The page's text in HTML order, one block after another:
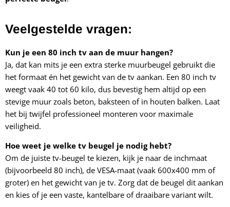
Veelgestelde vragen:
Kun je een 80 inch tv aan de muur hangen?
Ja, dat kan mits je een extra sterke muurbeugel gebruikt die
het formaat én het gewicht van de tv aankan. Een 80 inch tv
weegt vaak 40 tot 60 kilo, dus bevestig hem altijd op een
stevige muur zoals beton, baksteen of in houten balken. Laat
het bij twijfel professioneel monteren voor maximale
veiligheid.
Hoe weet je welke tv beugel je nodig hebt?
Om de juiste tv-beugel te kiezen, kijk je naar de inchmaat
(bijvoorbeeld 80 inch), de VESA-maat (vaak 600x400 mm of
groter) en het gewicht van je tv. Zorg dat de beugel dit aankan
en kies of je een vaste, kantelbare of draaibare variant wilt.